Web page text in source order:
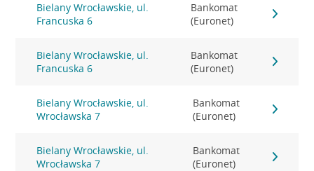
Bielany Wrocławskie, ul.
Francuska 6
Bankomat
(Euronet)
Bielany Wrocławskie, ul.
Francuska 6
Bankomat
(Euronet)
Bielany Wrocławskie, ul.
Wrocławska 7
Bankomat
(Euronet)
Bielany Wrocławskie, ul.
Wrocławska 7
Bankomat
(Euronet)